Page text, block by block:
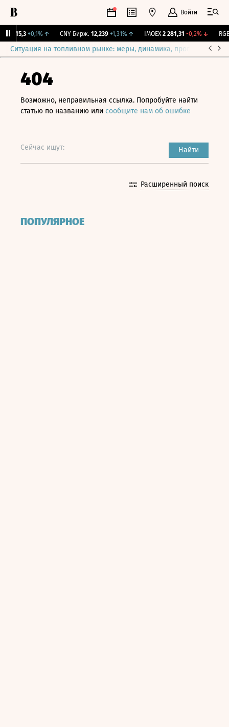
Войти
115,3 +0,1% ↑ CNY Бирж. 12,239 +1,31% ↑ IMOEX 2 281,31 -0,2%↓
Ситуация на топливном рынке: меры, динамика, прогнозы
404
Возможно, неправильная ссылка. Попробуйте найти
статью по названию или сообщите нам об ошибке
Сейчас ищут: Найти
Расширенный поиск
ПОПУЛЯРНОЕ